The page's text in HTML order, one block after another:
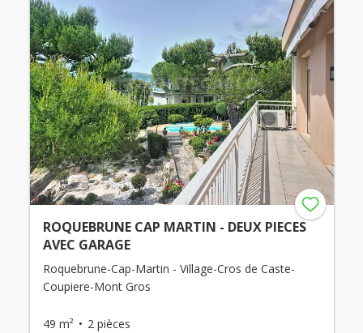
ROQUEBRUNE CAP MARTIN - DEUX PIECES
AVEC GARAGE
Roquebrune-Cap-Martin - Village-Cros de Caste-
Coupiere-Mont Gros
49 m² 2 pièces